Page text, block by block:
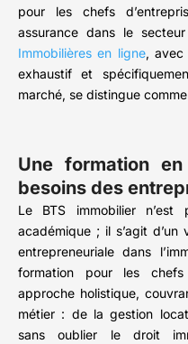
pour les chefs
assurance dans le
Immobilières en ligne, avec
exhaustif et
marché, se distingue
Une formation
besoins des
Le BTS immobilier n’est
académique ; il s’agit
entrepreneuriale dans
formation pour les
approche holistique,
métier : de la gestion
sans oublier le droit